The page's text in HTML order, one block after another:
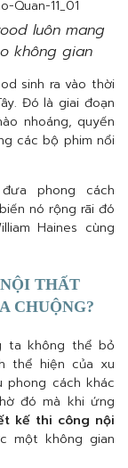
luôn mang
không gian
sinh ra vào thời
Đó là giai đoạn
nhoáng, quyến
các bộ phim nổi
phong cách
nó rộng rãi đó
Haines cùng
THẤT
CHUỘNG?
ta không thể bỏ
thể hiện của xu
phong cách khác
đó mà khi ứng
kế thi công nội
một không gian